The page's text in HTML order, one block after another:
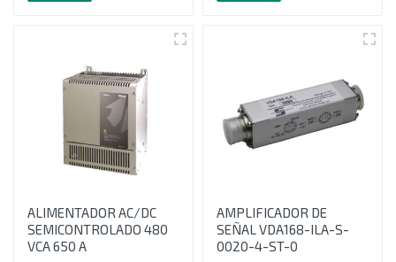
ALIMENTADOR AC/DC
SEMICONTROLADO 480
VCA 650 A
AMPLIFICADOR DE
SEÑAL VDA168-ILA-S-
0020-4-ST-0